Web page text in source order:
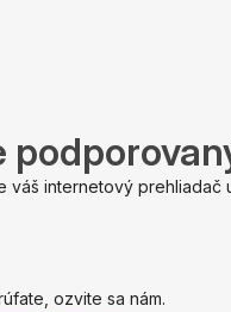
váš internetový prehliadač
ozvite sa nám.